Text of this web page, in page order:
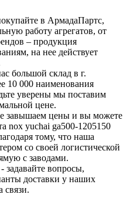
в АрмадаПартс,
работу агрегатов, от
– продукция
на нее действует
большой склад в г.
10 000 наименования
уверены мы поставим
цене.
завышаем цены и вы можете
nox yuchai ga500-1205150
тому, что наша
со своей логистической
с заводами.
задавайте вопросы,
доставки у наших
связи.